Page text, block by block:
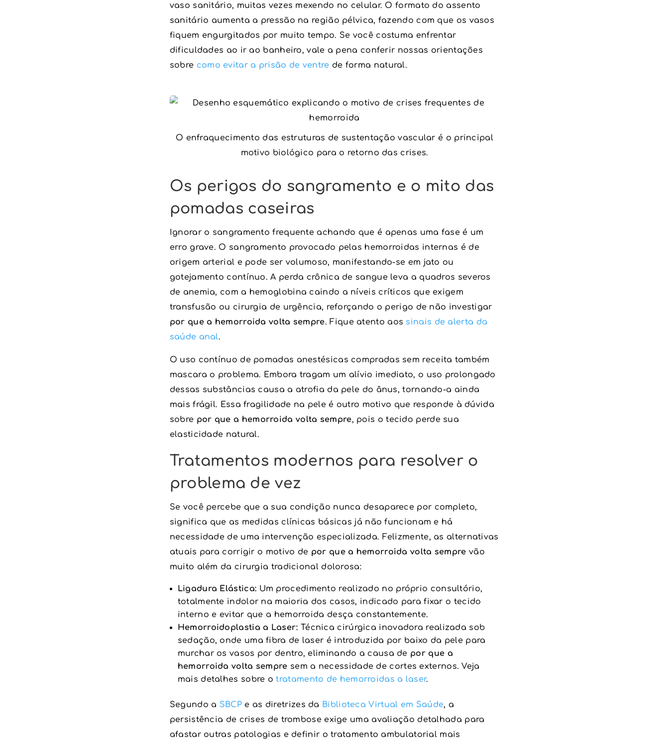
vaso sanitário, muitas vezes mexendo no celular. O formato do assento
sanitário aumenta a pressão na região pélvica, fazendo com que os vasos
fiquem engurgitados por muito tempo. Se você costuma enfrentar
dificuldades ao ir ao banheiro, vale a pena conferir nossas orientações
sobre como evitar a prisão de ventre de forma natural.
O enfraquecimento das estruturas de sustentação vascular é o principal
motivo biológico para o retorno das crises.
Os perigos do sangramento e o mito das
pomadas caseiras
Ignorar o sangramento frequente achando que é apenas uma fase é um
erro grave. O sangramento provocado pelas hemorroidas internas é de
origem arterial e pode ser volumoso, manifestando-se em jato ou
gotejamento contínuo. A perda crônica de sangue leva a quadros severos
de anemia, com a hemoglobina caindo a níveis críticos que exigem
transfusão ou cirurgia de urgência, reforçando o perigo de não investigar
por que a hemorroida volta sempre. Fique atento aos sinais de alerta da
saúde anal.
O uso contínuo de pomadas anestésicas compradas sem receita também
mascara o problema. Embora tragam um alívio imediato, o uso prolongado
dessas substâncias causa a atrofia da pele do ânus, tornando-a ainda
mais frágil. Essa fragilidade na pele é outro motivo que responde à dúvida
sobre por que a hemorroida volta sempre, pois o tecido perde sua
elasticidade natural.
Tratamentos modernos para resolver o
problema de vez
Se você percebe que a sua condição nunca desaparece por completo,
significa que as medidas clínicas básicas já não funcionam e há
necessidade de uma intervenção especializada. Felizmente, as alternativas
atuais para corrigir o motivo de por que a hemorroida volta sempre vão
muito além da cirurgia tradicional dolorosa:
Ligadura Elástica: Um procedimento realizado no próprio consultório,
totalmente indolor na maioria dos casos, indicado para fixar o tecido
interno e evitar que a hemorroida desça constantemente.
Hemorroidoplastia a Laser: Técnica cirúrgica inovadora realizada sob
sedação, onde uma fibra de laser é introduzida por baixo da pele para
murchar os vasos por dentro, eliminando a causa de por que a
hemorroida volta sempre sem a necessidade de cortes externos. Veja
mais detalhes sobre otratamento de hemorroidas a laser.
Segundo a SBCP e as diretrizes da Biblioteca Virtual em Saúde, a
persistência de crises de trombose exige uma avaliação detalhada para
afastar outras patologias e definir o tratamento ambulatorial mais